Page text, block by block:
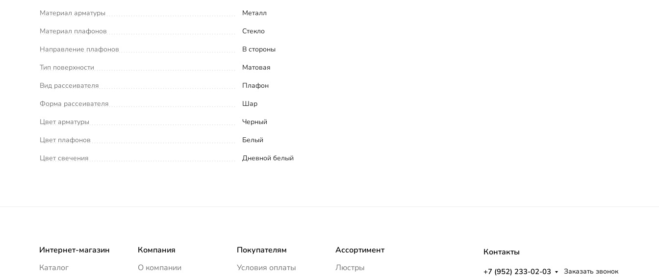
Материал арматуры
Металл
Материал плафонов
Стекло
Направление плафонов
В стороны
Тип поверхности
Матовая
Вид рассеивателя
Плафон
Форма рассеивателя
Шар
Цвет арматуры
Черный
Цвет плафонов
Белый
Цвет свечения
Дневной белый
Интернет-магазин
Каталог
Компания
О компании
Покупателям
Условия оплаты
Ассортимент
Люстры
Контакты
+7 (952) 233-02-03 Заказать звонок